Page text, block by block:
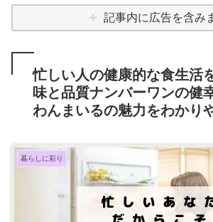
記事内に広告を含み
忙しい人の健康的な食生活
味と品質ナンバーワンの健
わんまいるの魅力をわかり
暮らしに彩り